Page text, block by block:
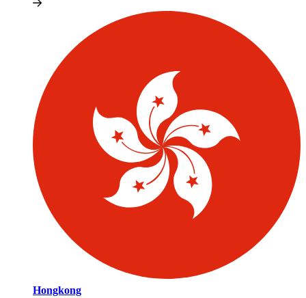
Hongkong​​